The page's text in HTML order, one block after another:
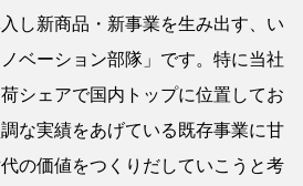
し新商品・新事業を生み出す、い
ベーション部隊」です。特に当社
シェアで国内トップに位置してお
な実績をあげている既存事業に甘
の価値をつくりだしていこうと考